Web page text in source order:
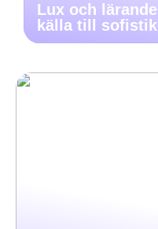
Lux och
källa till